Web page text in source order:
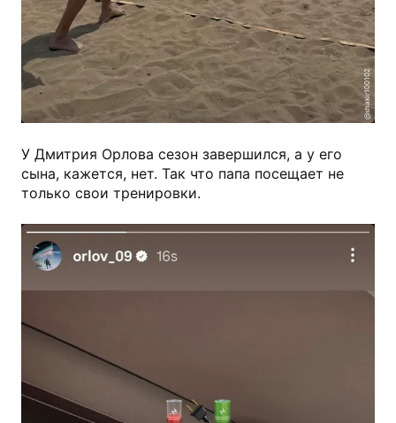
@shakir100102
У Дмитрия Орлова сезон завершился, а у его
сына, кажется, нет. Так что папа посещает не
только свои тренировки.